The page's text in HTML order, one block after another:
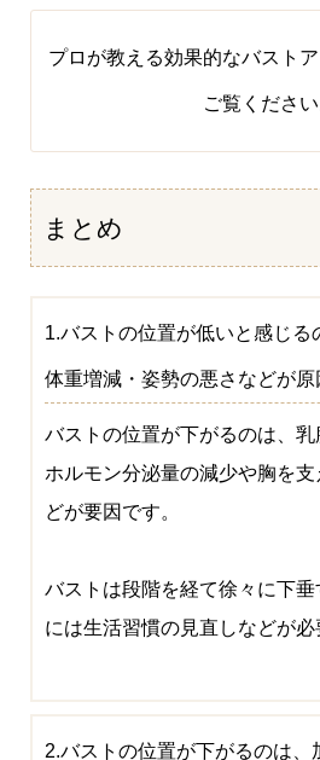
プロが教える効果的なバスト
ご覧ください
まとめ
1.バストの位置が低いと感じる
体重増減・姿勢の悪さなどが原
バストの位置が下がるのは、
ホルモン分泌量の減少や胸を
どが要因です。
バストは段階を経て徐々に下
には生活習慣の見直しなどが必
2.バストの位置が下がるのは、